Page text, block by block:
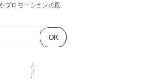
プロモーションの最
OK